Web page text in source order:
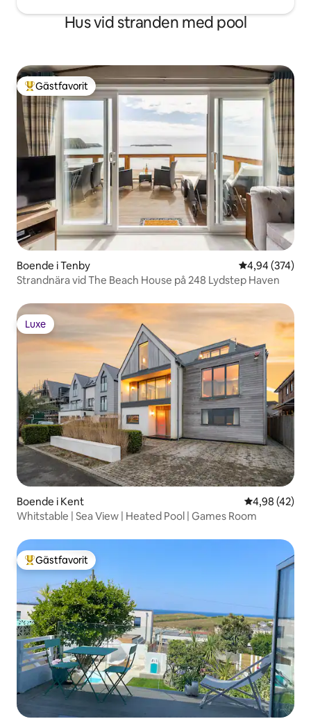
Hus vid stranden med pool
Populär gästfavorit
Gästfavorit
Boende i Tenby 4,94 av 5 i
4,94 (374)
Strandnära vid The Beach House på 248 Lydstep Haven
Luxe
Luxe
Boende i Kent 4,98 av 5 i
4,98 (42)
Whitstable | Sea View | Heated Pool | Games Room
Populär gästfavorit
Gästfavorit